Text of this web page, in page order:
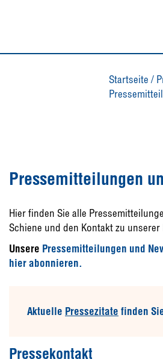
Startseite /
Pressemitteilungen
Hier finden Sie alle
Schiene und den Kontakt zu
Unsere Pressemitteilungen und
hier abonnieren.
Aktuelle Pressezitate finden
Pressekontakt